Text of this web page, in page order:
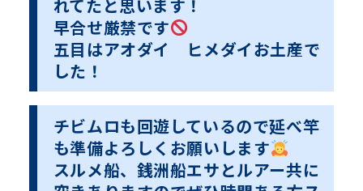
れてたと思います！
早合せ厳禁です
五目はアオダイ ヒメダイお土産で
した！
チビムロも回遊しているので延べ竿
も準備よろしくお願いします
スルメ船、銭洲船エサとルアー共に